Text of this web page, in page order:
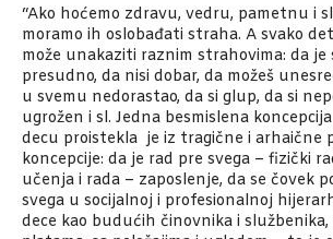
“Ako hoćemo zdravu, vedru, pametnu i
moramo ih oslobađati straha. A svako
može unakaziti raznim strahovima: da je
presudno, da nisi dobar, da možeš
u svemu nedorastao, da si glup, da si
ugrožen i sl. Jedna besmislena
decu proistekla je iz tragične i arhaične
koncepcije: da je rad pre svega – fizički
učenja i rada – zaposlenje, da se čovek
svega u socijalnoj i profesionalnoj
dece kao budućih činovnika i službenika,